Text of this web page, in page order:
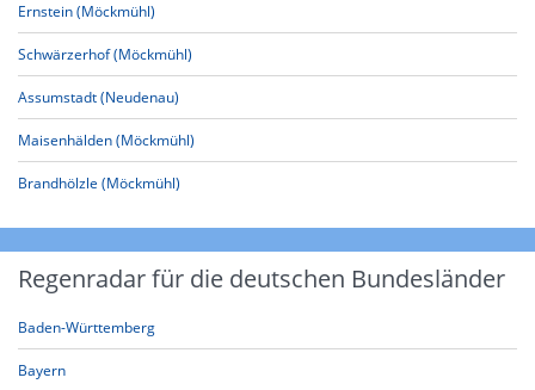
Ernstein (Möckmühl)
Schwärzerhof (Möckmühl)
Assumstadt (Neudenau)
Maisenhälden (Möckmühl)
Brandhölzle (Möckmühl)
Regenradar für die deutschen Bundesländer
Baden-Württemberg
Bayern